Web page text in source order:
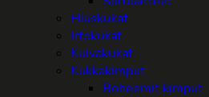
Hiuskukat
Irtokukat
Kuivakukat
Kukkakimput
Boheemit kimput